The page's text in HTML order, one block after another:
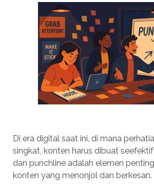
Di era digital saat ini, di mana
singkat, konten harus dibuat
dan punchline adalah elemen
konten yang menonjol dan berkesan.